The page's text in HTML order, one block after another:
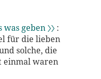
geben 〉〉 :
für die lieben
solche, die
einmal waren